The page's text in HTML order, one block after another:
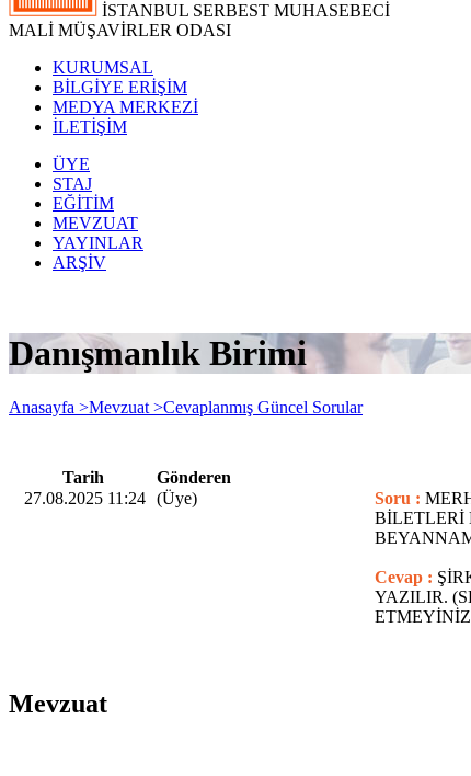
İSTANBUL SERBEST MUHASEBECİ
MALİ MÜŞAVİRLER ODASI
KURUMSAL
BİLGİYE ERİŞİM
MEDYA MERKEZİ
İLETİŞİM
ÜYE
STAJ
EĞİTİM
MEVZUAT
YAYINLAR
ARŞİV
Danışmanlık Birimi
Anasayfa >Mevzuat >Cevaplanmış Güncel Sorular
Tarih
Gönderen
27.08.2025 11:24 (Üye) Soru :
BİLETLERİ
Cevap :
YAZILIR.
Mevzuat